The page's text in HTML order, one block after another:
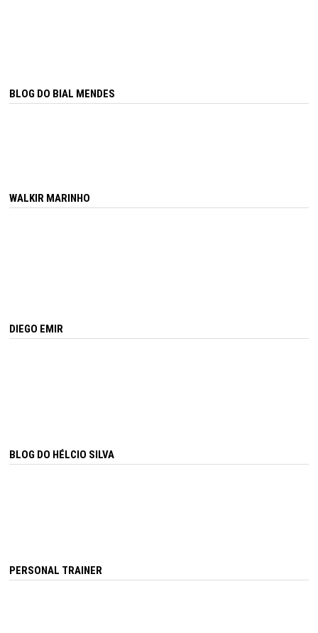
BLOG DO BIAL MENDES
WALKIR MARINHO
DIEGO EMIR
BLOG DO HÉLCIO SILVA
PERSONAL TRAINER